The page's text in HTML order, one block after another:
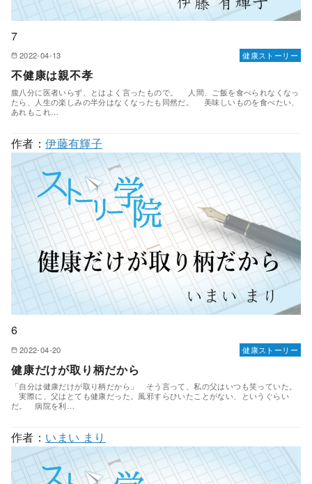
7
2022-04-13 健康ストーリー
不健康は親不孝
腹八分に医者いらず、とはよく言ったもので。 人間、ご飯を食べられなくなっ
たら、人生の楽しみの半分はなくなったも同然だ。 美味しいものを食べたい、
あれもこれ…
作者：伊藤有輝子
6
2022-04-20 健康ストーリー
健康だけが取り柄だから
「自分は健康だけが取り柄だから」 そう言って、私の父はいつも笑っていた。
実際に、父はとても健康だった。風邪すらひいたことがない、というぐらい
だ。 病院を利…
作者： いまい まり